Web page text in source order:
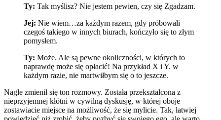
Ty: Tak myślisz? Nie jestem pewien, czy się Zgadzam.
Jej: Nie wiem…za każdym razem, gdy próbowali
czegoś takiego w innych biurach, kończyło się to złym
pomysłem.
Ty: Może. Ale są pewne okoliczności, w których to
naprawdę może się opłacić! Na przykład X i Y. w
każdym razie, nie martwiłbym się o to jeszcze.
Nagle zmienił się ton rozmowy. Została przekształcona z
nieprzyjemnej kłótni w cywilną dyskusję, w której oboje
zostawiacie miejsce na możliwość, że się mylicie. Tak, łatwiej